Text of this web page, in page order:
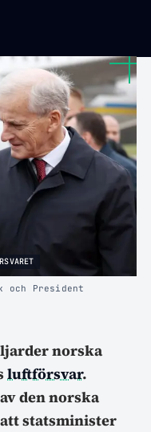
och President
norska
luftförsvar.
den norska
statsminister